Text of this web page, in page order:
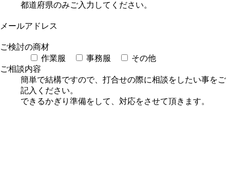
都道府県のみご入力してください。
メールアドレス
ご検討の商材
作業服
事務服
その他
ご相談内容
簡単で結構ですので、打合せの際に相談をしたい事をご
記入ください。
できるかぎり準備をして、対応をさせて頂きます。